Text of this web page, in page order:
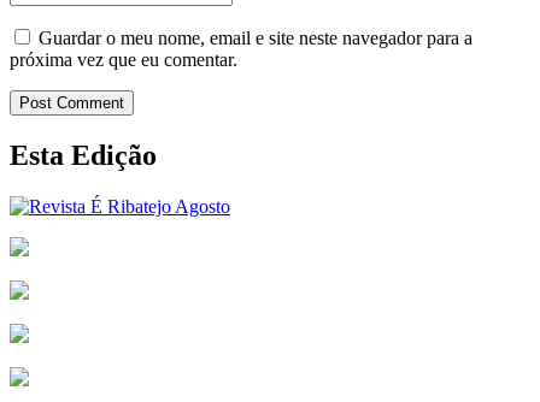
Guardar o meu nome, email e site neste navegador para a
próxima vez que eu comentar.
Post Comment
Esta Edição